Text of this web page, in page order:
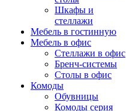
Шкафы и
стеллажи
Мебель в гостинную
Мебель в офис
Стеллажи в офис
Бренч-системы
Столы в офис
Комоды
Обувницы
Комоды серия